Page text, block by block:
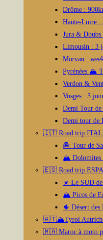
Drôme :
Haute-Loire :
Jura &
Limousin : 3
Morvan :
Pyrénées 🏔️
Verdon &
Vosges : 3
Demi Tour
Demi tour de
🇮🇹 Road trip
🏝️ Tour de
🏔️ Dolomites
🇪🇸 Road trip
☀️ Le SUD de
🏔️ Picos de
🌵 Désert des
🇦🇹🏔️Tyrol
🇲🇦 Maroc à moto